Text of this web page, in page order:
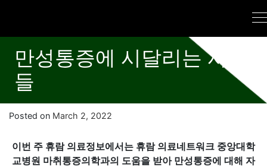
만성통증에 시달리는 사람
들
Posted on March 2, 2022
이번 주 휴람 의료정보에서는 휴람 의료네트워크 중앙대학
교병원 마취통증의학과의 도움을 받아 만성통증에 대해 자